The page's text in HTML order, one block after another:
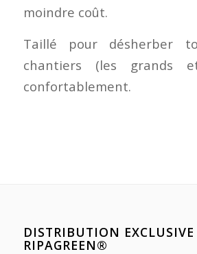
moindre coût.
Taillé pour désherber
chantiers (les grands
confortablement.
DISTRIBUTION EXCLUSIVE
RIPAGREEN®